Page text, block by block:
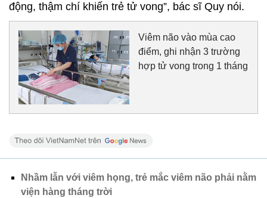
động, thậm chí khiến trẻ tử vong”, bác sĩ Quy nói.
Viêm não vào mùa cao
điểm, ghi nhận 3 trường
hợp tử vong trong 1 tháng
Nhầm lẫn với viêm họng, trẻ mắc viêm não phải nằm
viện hàng tháng trời